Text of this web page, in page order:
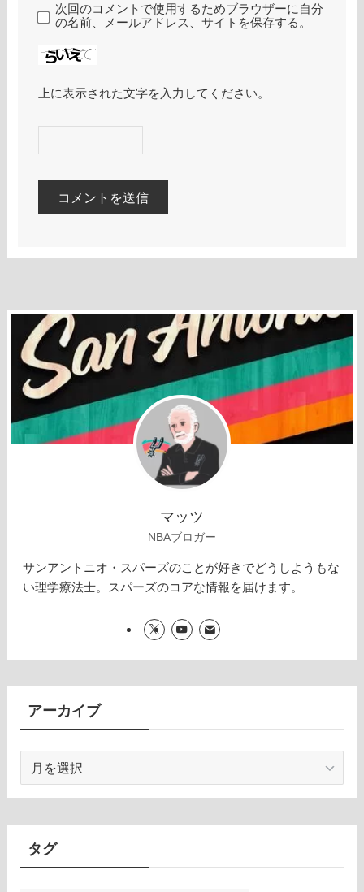
次回のコメントで使用するためブラウザーに自分
の名前、メールアドレス、サイトを保存する。
上に表示された文字を入力してください。
マッツ
NBAブロガー
サンアントニオ・スパーズのことが好きでどうしようもな
い理学療法士。スパーズのコアな情報を届けます。
アーカイブ
カ
タグ